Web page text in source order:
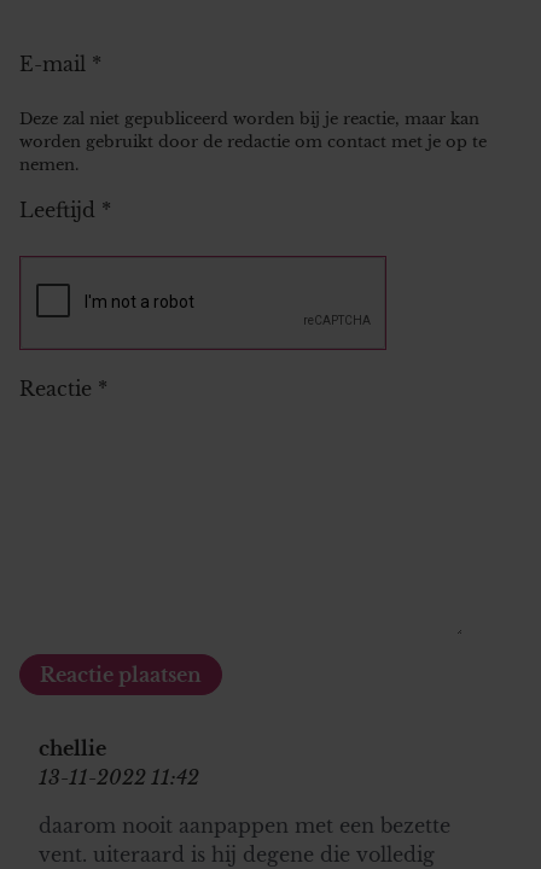
E-mail *
Deze zal niet gepubliceerd worden bij je reactie, maar kan
worden gebruikt door de redactie om contact met je op te
nemen.
Leeftijd *
Reactie *
chellie
13-11-2022 11:42
daarom nooit aanpappen met een bezette
vent. uiteraard is hij degene die volledig